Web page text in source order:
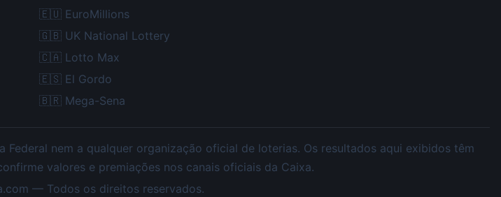
🇪🇺 EuroMillions
🇬🇧 UK National Lottery
🇨🇦 Lotto Max
🇪🇸 El Gordo
🇧🇷 Mega-Sena
nem a qualquer organização oficial de loterias. Os resultados aqui exibidos têm
valores e premiações nos canais oficiais da Caixa.
— Todos os direitos reservados.